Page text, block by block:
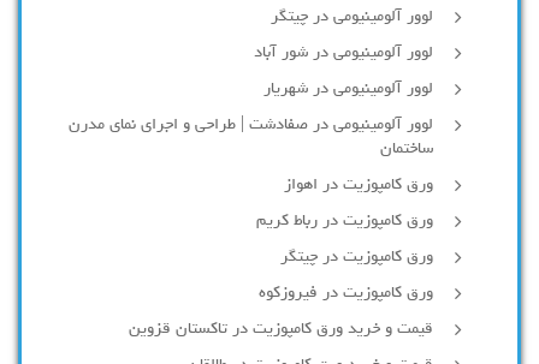
لوور آلومینیومی در چیتگر
لوور آلومینیومی در شور آباد
لوور آلومينيومي در شهريار
لوور آلومینیومی در صفادشت | طراحی و اجرای نمای مدرن
ساختمان
ورق کامپوزیت در اهواز
ورق کامپوزیت در رباط کریم
ورق کامپوزیت در چیتگر
ورق کامپوزیت در فیروزکوه
قیمت و خرید ورق کامپوزیت در تاکستان قزوین